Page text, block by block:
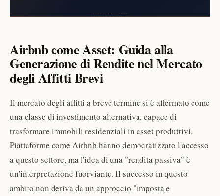
Airbnb come Asset: Guida alla
Generazione di Rendite nel Mercato
degli Affitti Brevi
Il mercato degli affitti a breve termine si è affermato come
una classe di investimento alternativa, capace di
trasformare immobili residenziali in asset produttivi.
Piattaforme come Airbnb hanno democratizzato l'accesso
a questo settore, ma l'idea di una "rendita passiva" è
un'interpretazione fuorviante. Il successo in questo
ambito non deriva da un approccio "imposta e